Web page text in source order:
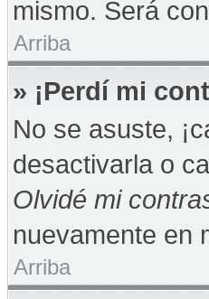
mismo. Será
Arriba
» ¡Perdí mi
No se asuste,
desactivarla o
Olvidé mi
nuevamente en
Arriba